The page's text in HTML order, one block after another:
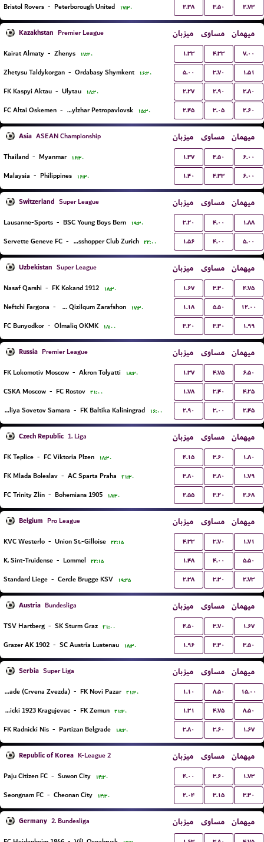
Bristol Rovers - Peterborough United ۱۷:۳۰ ۲.۳۸ ۳.۵۰ ۲.۷۳
Kazakhstan Premier League میزبان مساوی میهمان
Kairat Almaty - Zhenys ۱۷:۳۰ ۱.۳۳ ۴.۳۳ ۷.۰۰
Zhetysu Taldykorgan - Ordabasy Shymkent ۱۶:۳۰ ۵.۰۰ ۳.۷۰ ۱.۵۱
FK Kaspyi Aktau - Ulytau ۱۸:۳۰ ۲.۲۷ ۲.۹۰ ۲.۸۰
FC Altai Oskemen - FK Kyzylzhar Petropavlovsk ۱۵:۳۰ ۲.۴۵ ۳.۰۵ ۲.۶۰
Asia ASEAN Championship میزبان مساوی میهمان
Thailand - Myanmar ۱۶:۳۰ ۱.۳۷ ۴.۵۰ ۶.۰۰
Malaysia - Philippines ۱۶:۳۰ ۱.۴۰ ۴.۳۳ ۶.۰۰
Switzerland Super League میزبان مساوی میهمان
Lausanne-Sports - BSC Young Boys Bern ۱۹:۳۰ ۳.۲۰ ۴.۰۰ ۱.۸۸
Servette Geneve FC - Grasshopper Club Zurich ۲۲:۰۰ ۱.۵۶ ۴.۰۰ ۵.۰۰
Uzbekistan Super League میزبان مساوی میهمان
Nasaf Qarshi - FK Kokand 1912 ۱۸:۳۰ ۱.۶۷ ۳.۳۰ ۴.۷۵
Neftchi Fargona - PFK Qizilqum Zarafshon ۱۷:۳۰ ۱.۱۸ ۵.۵۰ ۱۲.۰۰
FC Bunyodkor - Olmaliq OKMK ۱۸:۰۰ ۳.۲۰ ۳.۳۰ ۱.۹۹
Russia Premier League میزبان مساوی میهمان
FK Lokomotiv Moscow - Akron Tolyatti ۱۸:۳۰ ۱.۳۷ ۴.۷۵ ۶.۵۰
CSKA Moscow - FC Rostov ۲۱:۰۰ ۱.۷۸ ۳.۴۰ ۴.۲۵
PFK Kryliya Sovetov Samara - FK Baltika Kaliningrad ۱۶:۰۰ ۲.۹۰ ۳.۰۰ ۲.۴۵
Czech Republic 1. Liga میزبان مساوی میهمان
FK Teplice - FC Viktoria Plzen ۱۸:۳۰ ۴.۱۵ ۳.۶۰ ۱.۸۰
FK Mlada Boleslav - AC Sparta Praha ۲۱:۳۰ ۳.۸۰ ۳.۸۰ ۱.۷۹
FC Trinity Zlín - Bohemians 1905 ۱۸:۳۰ ۲.۵۵ ۳.۲۰ ۲.۶۸
Belgium Pro League میزبان مساوی میهمان
KVC Westerlo - Union St.-Gilloise ۲۲:۱۵ ۴.۳۳ ۳.۷۰ ۱.۷۱
K. Sint-Truidense - Lommel ۲۲:۱۵ ۱.۴۸ ۴.۰۰ ۵.۵۰
Standard Liege - Cercle Brugge KSV ۱۹:۴۵ ۲.۳۸ ۳.۳۰ ۲.۷۳
Austria Bundesliga میزبان مساوی میهمان
TSV Hartberg - SK Sturm Graz ۲۱:۰۰ ۴.۵۰ ۳.۷۰ ۱.۶۷
Grazer AK 1902 - SC Austria Lustenau ۱۸:۳۰ ۱.۹۶ ۳.۳۰ ۳.۵۰
Serbia Super Liga میزبان مساوی میهمان
FK Red Star Belgrade (Crvena Zvezda) - FK Novi Pazar ۲۱:۳۰ ۱.۱۰ ۸.۵۰ ۱۵.۰۰
FK Radnicki 1923 Kragujevac - FK Zemun ۲۱:۳۰ ۱.۳۱ ۴.۷۵ ۸.۵۰
FK Radnicki Nis - Partizan Belgrade ۱۸:۳۰ ۳.۸۰ ۳.۶۰ ۱.۶۷
Republic of Korea K-League 2 میزبان مساوی میهمان
Paju Citizen FC - Suwon City ۱۴:۳۰ ۴.۰۰ ۳.۶۰ ۱.۷۳
Seongnam FC - Cheonan City ۱۴:۳۰ ۲.۰۴ ۳.۱۵ ۳.۳۰
Germany 2. Bundesliga میزبان مساوی میهمان